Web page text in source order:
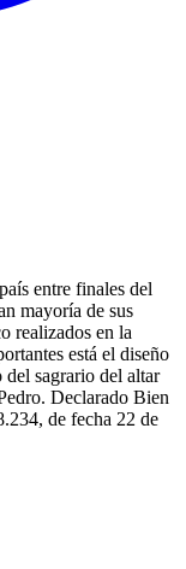
entre finales del
mayoría de sus
realizados en la
está el diseño
sagrario del altar
Declarado Bien
de fecha 22 de